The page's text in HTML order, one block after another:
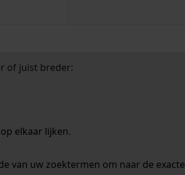
of juist breder:
elkaar lijken.
van uw zoektermen om naar de exacte